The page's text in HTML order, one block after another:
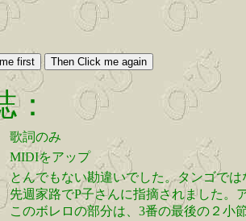
歌詞のみ
MIDIをアップ
とんでもない勘違いでした。タンゴで
先週家路でP子さんに指摘されました。
このボレロの部分は、3番の最後の２小